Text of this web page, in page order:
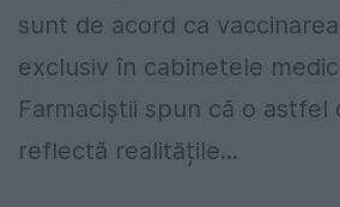
sunt de acord ca
exclusiv în cabinetele
Farmaciștii spun că o astfel
reflectă realitățile...